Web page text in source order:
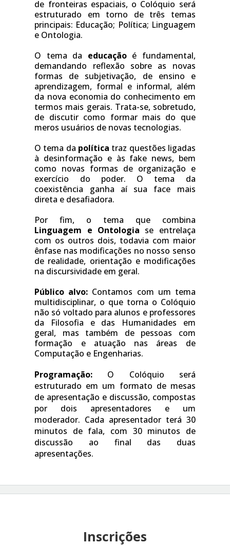
de fronteiras espaciais, o Colóquio será
estruturado em torno de três temas
principais: Educação; Política; Linguagem
e Ontologia.
O tema da educação é fundamental,
demandando reflexão sobre as novas
formas de subjetivação, de ensino e
aprendizagem, formal e informal, além
da nova economia do conhecimento em
termos mais gerais. Trata-se, sobretudo,
de discutir como formar mais do que
meros usuários de novas tecnologias.
O tema da política traz questões ligadas
à desinformação e às fake news, bem
como novas formas de organização e
exercício do poder. O tema da
coexistência ganha aí sua face mais
direta e desafiadora.
Linguagem e Ontologia se entrelaça
com os outros dois, todavia com maior
ênfase nas modificações no nosso senso
de realidade, orientação e modificações
na discursividade em geral.
Público alvo: Contamos com um tema
multidisciplinar, o que torna o Colóquio
não só voltado para alunos e professores
da Filosofia e das Humanidades em
geral, mas também de pessoas com
formação e atuação nas áreas de
Computação e Engenharias.
Programação: O Colóquio será
estruturado em um formato de mesas
de apresentação e discussão, compostas
por dois apresentadores e um
moderador. Cada apresentador terá 30
minutos de fala, com 30 minutos de
discussão ao final das duas
apresentações.
Inscrições